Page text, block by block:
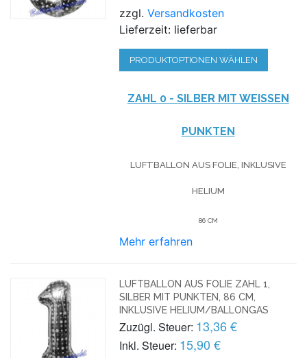
zzgl.Versandkosten
Lieferzeit: lieferbar
PRODUKTOPTIONEN WÄHLEN
ZAHL 0 - SILBER MIT WEISSEN P
UNKTEN
LUFTBALLON AUS FOLIE, INKLUSIVE
HELIUM
86 CM
Mehr erfahren
LUFTBALLON AUS FOLIE ZAHL 1,
SILBER MIT PUNKTEN, 86 CM,
INKLUSIVE HELIUM/BALLONGAS
Zuzügl. Steuer: 13,36 €
Inkl. Steuer: 15,90 €